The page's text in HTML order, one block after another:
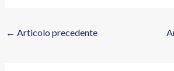
← Articolo precedente